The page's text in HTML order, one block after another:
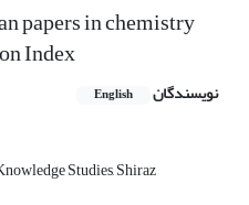
papers in chemistry
Index
نویسندگان English
Studies, Shiraz